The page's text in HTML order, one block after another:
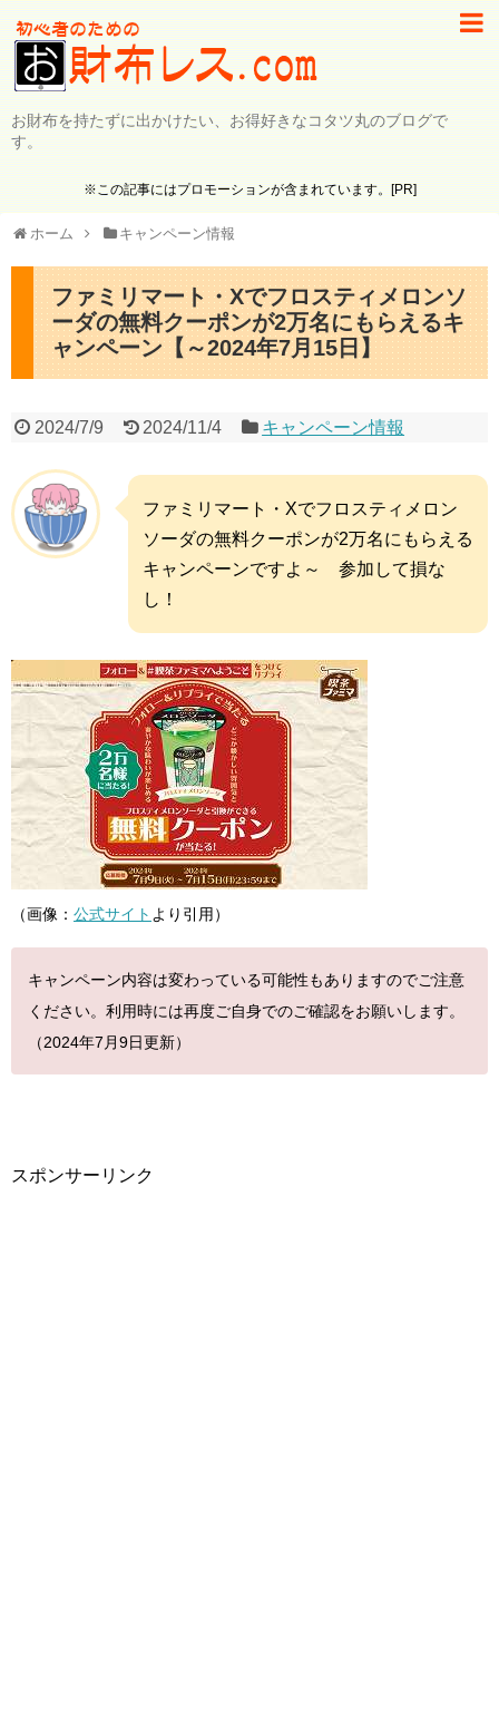
お財布を持たずに出かけたい、お得好きなコタツ丸のブログで
す。
※この記事にはプロモーションが含まれています。[PR]
ホーム キャンペーン情報
ファミリマート・Xでフロスティメロンソ
ーダの無料クーポンが2万名にもらえるキ
ャンペーン【～2024年7月15日】
2024/7/9 2024/11/4 キャンペーン情報
ファミリマート・Xでフロスティメロン
ソーダの無料クーポンが2万名にもらえる
キャンペーンですよ～ 参加して損な
し！
（画像： 公式サイト より引用）
キャンペーン内容は変わっている可能性もありますのでご注意
ください。利用時には再度ご自身でのご確認をお願いします。
（2024年7月9日更新）
スポンサーリンク